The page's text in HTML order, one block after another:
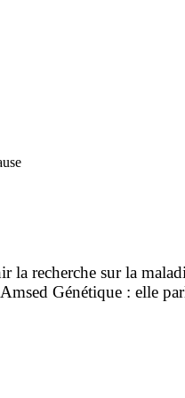
recherche sur la
Génétique : elle